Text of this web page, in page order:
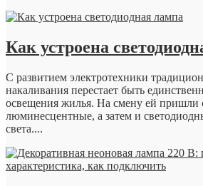
Как устроена
С развитием электротехники
накаливания перестает быть
освещения жилья. На смену ей пришли
люминесцентные, а затем и
света....